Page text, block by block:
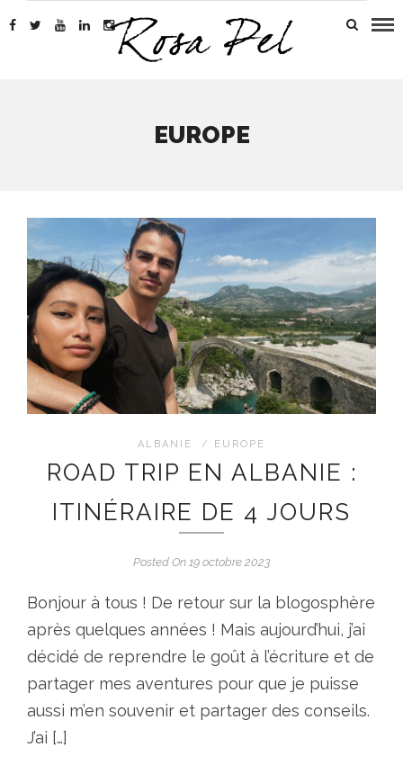
EUROPE
ALBANIE / EUROPE
ROAD TRIP EN ALBANIE :
ITINÉRAIRE DE 4 JOURS
Posted On 19 octobre 2023
Bonjour à tous ! De retour sur la blogosphère
après quelques années ! Mais aujourd’hui, j’ai
décidé de reprendre le goût à l’écriture et de
partager mes aventures pour que je puisse
aussi m’en souvenir et partager des conseils.
J’ai […]